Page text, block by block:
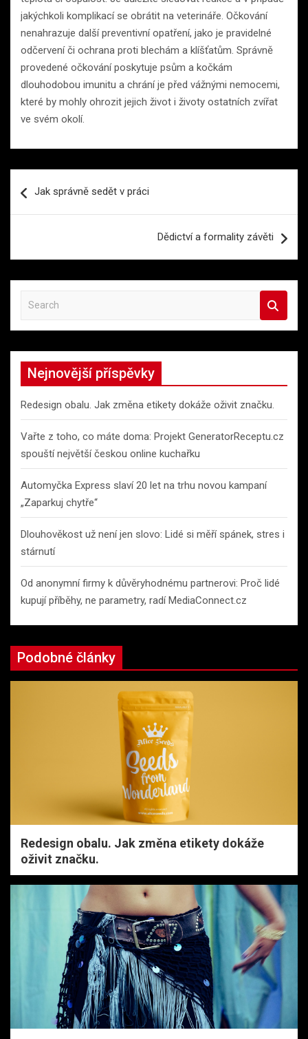
jakýchkoli komplikací se obrátit na veterináře. Očkování
nenahrazuje další preventivní opatření, jako je pravidelné
odčervení či ochrana proti blechám a klíšťatům. Správně
provedené očkování poskytuje psům a kočkám
dlouhodobou imunitu a chrání je před vážnými nemocemi,
které by mohly ohrozit jejich život i životy ostatních zvířat
ve svém okolí.
proJak správně sedět v práci
Dědictví a formality závěti
a
r
h
Nejnovější příspěvky
Redesign obalu. Jak změna etikety dokáže oživit značku.
Vařte z toho, co máte doma: Projekt GeneratorReceptu.cz
spouští největší českou online kuchařku
Automyčka Express slaví 20 let na trhu novou kampaní
„Zaparkuj chytře“
Dlouhověkost už není jen slovo: Lidé si měří spánek, stres i
stárnutí
Od anonymní firmy k důvěryhodnému partnerovi: Proč lidé
kupují příběhy, ne parametry, radí MediaConnect.cz
Podobné články
Redesign obalu. Jak změna etikety dokáže
oživit značku.